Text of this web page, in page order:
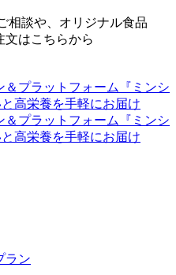
相談や、オリジナル食品
文はこちらから
ラン